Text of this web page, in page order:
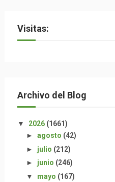
Visitas:
Archivo del Blog
▼ 2026 (1661)
► agosto (42)
► julio (212)
► junio (246)
▼ mayo (167)